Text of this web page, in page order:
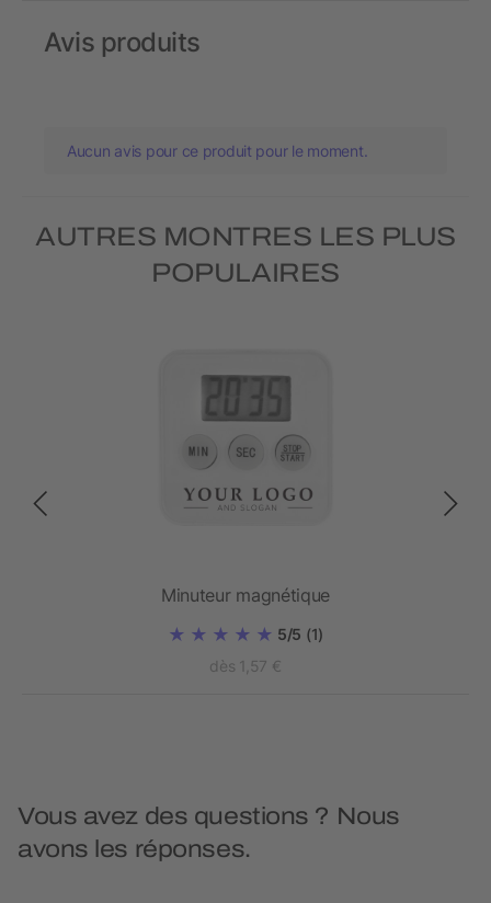
Avis produits
Aucun avis pour ce produit pour le moment.
AUTRES MONTRES LES PLUS
POPULAIRES
Minuteur magnétique
5/5 (1)
dès 1,57 €
Vous avez des questions ? Nous
avons les réponses.